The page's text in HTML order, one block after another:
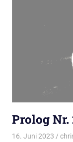
Prolog
16. Juni 2023